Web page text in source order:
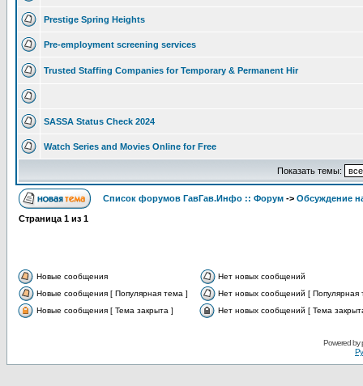
Prestige Spring Heights
Pre-employment screening services
Trusted Staffing Companies for Temporary & Permanent Hir
SASSA Status Check 2024
Watch Series and Movies Online for Free
Показать темы:
Список форумов ГавГав.Инфо :: Форум -> Обсуждение
Страница 1 из 1
Новые сообщения
Нет новых сообщений
Новые сообщения [ Популярная тема ]
Нет новых сообщений [ Популярная
Новые сообщения [ Тема закрыта ]
Нет новых сообщений [ Тема
Powered by